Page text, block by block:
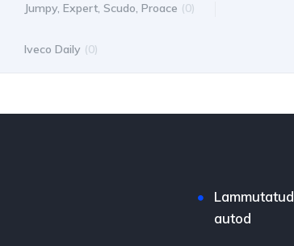
Jumpy, Expert, Scudo, Proace (0)
Iveco Daily (0)
Lammutatud
autod